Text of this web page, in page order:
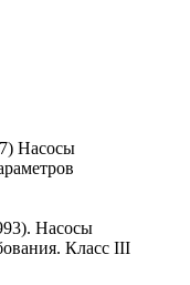
Насосы
Насосы
Класс III